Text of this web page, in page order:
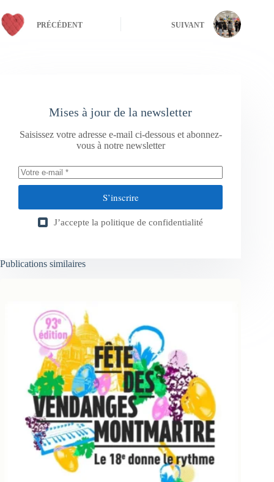
PRÉCÉDENT SUIVANT
Mises à jour de la newsletter
Saisissez votre adresse e-mail ci-dessous et abonnez-
vous à notre newsletter
S’inscrire
J’accepte la politique de confidentialité
Publications similaires